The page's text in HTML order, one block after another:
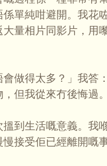
係單純咁避開。我花
量相片同影片，用
做得太多？」我答
但我從來冇後悔過。
到生活嘅意義。我
接受佢已經離開嘅事